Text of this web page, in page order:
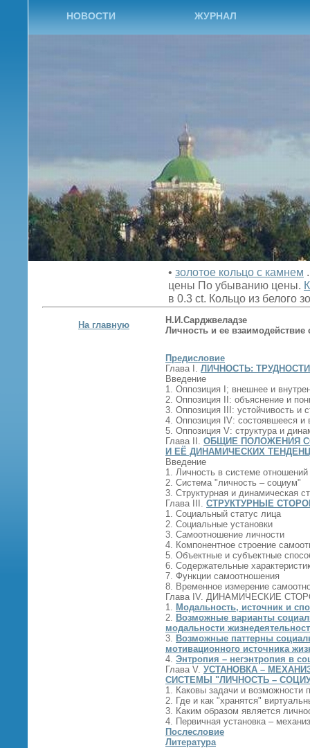
НОВОСТИ ЖУРНАЛ
• золотое кольцо с камнем
цены По убыванию цены.
в 0.3 ct. Кольцо из белого
На главную
Н.И.Сарджвеладзе
Личность и ее взаимодействие
Предисловие
Глава I. ЛИЧНОСТЬ:
Введение
1. Оппозиция I; внешнее и
2. Оппозиция II: объяснение и
3. Оппозиция III: устойчивость и
4. Оппозиция IV: состоявшееся и
5. Оппозиция V: структура и
Глава II. ОБЩИЕ ПОЛОЖЕНИЯ
И ЕЁ ДИНАМИЧЕСКИХ
Введение
1. Личность в системе отношений
2. Система "личность – социум"
3. Структурная и динамическая
Глава III. СТРУКТУРНЫЕ
1. Социальный статус лица
2. Социальные установки
3. Самоотношение личности
4. Компонентное строение
5. Объектные и субъектные
6. Содержательные
7. Функции самоотношения
8. Временное измерение
Глава IV. ДИНАМИЧЕСКИЕ
1. Модальность, источник и
2. Возможные варианты
модальности
3. Возможные паттерны
мотивационного источника
4. Энтропия – негэнтропия в
Глава V. УСТАНОВКА –
СИСТЕМЫ "ЛИЧНОСТЬ –
1. Каковы задачи и возможности
2. Где и как "хранятся"
3. Каким образом является
4. Первичная установка –
Послесловие
Литература